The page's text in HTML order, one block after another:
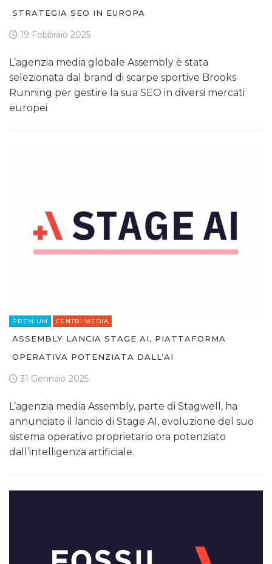
STRATEGIA SEO IN EUROPA
19 Febbraio 2025
L’agenzia media globale Assembly è stata
selezionata dal brand di scarpe sportive Brooks
Running per gestire la sua SEO in diversi mercati
europei
PREMIUM CENTRI MEDIA
ASSEMBLY LANCIA STAGE AI, PIATTAFORMA
OPERATIVA POTENZIATA DALL’AI
31 Gennaio 2025
L’agenzia media Assembly, parte di Stagwell, ha
annunciato il lancio di Stage AI, evoluzione del suo
sistema operativo proprietario ora potenziato
dall’intelligenza artificiale.